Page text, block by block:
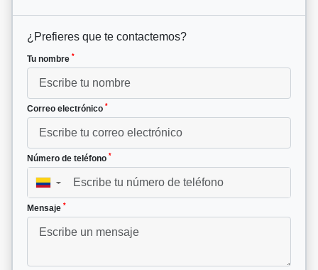
¿Prefieres que te contactemos?
Tu nombre *
Correo electrónico *
Número de teléfono *
▼
Mensaje *